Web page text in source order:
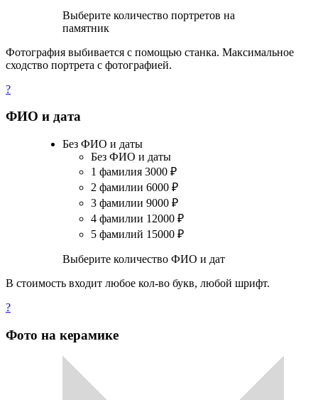
Выберите количество портретов на
памятник
Фотография выбивается с помощью станка. Максимальное
сходство портрета с фотографией.
?
ФИО и дата
Без ФИО и даты
Без ФИО и даты
1 фамилия 3000 ₽
2 фамилии 6000 ₽
3 фамилии 9000 ₽
4 фамилии 12000 ₽
5 фамилий 15000 ₽
Выберите количество ФИО и дат
В стоимость входит любое кол-во букв, любой шрифт.
?
Фото на керамике